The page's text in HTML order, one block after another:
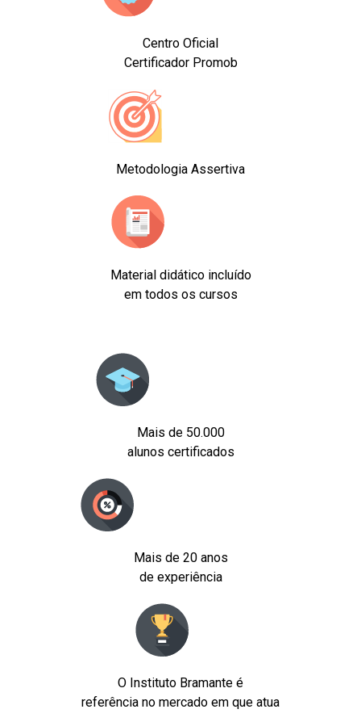
Centro Oficial
Certificador Promob
Metodologia Assertiva
Material didático incluído
em todos os cursos
Mais de 50.000
alunos certificados
Mais de 20 anos
de experiência
O Instituto Bramante é
referência no mercado em que atua